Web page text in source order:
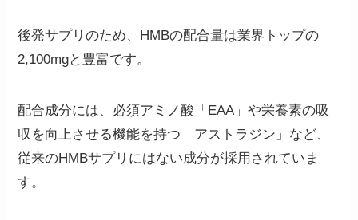
後発サプリのため、HMBの配合量は業界トップの
2,100mgと豊富です。
配合成分には、 必須アミノ酸「EAA」や栄養素の吸
収を向上させる機能を持つ「アストラジン」など、
従来のHMBサプリにはない成分が採用されていま
す。